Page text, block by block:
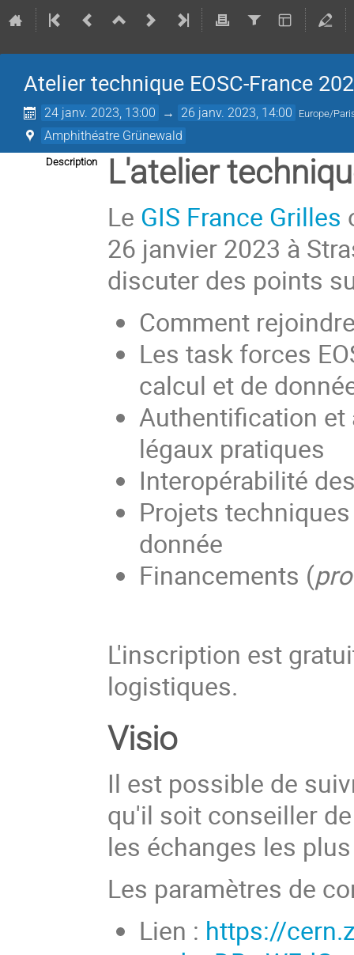
Atelier technique EOSC-France
24 janv. 2023, 13:00 → 26 janv. 2023, 14:00 Europe/
Amphithéatre Grünewald
Description L'atelier
Le GIS France Grilles
26 janvier 2023 à
discuter des points
Comment
Les task forces
calcul et de
Authentification
légaux pratiques
Interopérabilité
Projets
donnée
Financements (
L'inscription est
logistiques.
Visio
Il est possible de
qu'il soit conseiller
les échanges les
Les paramètres de
Lien : https://